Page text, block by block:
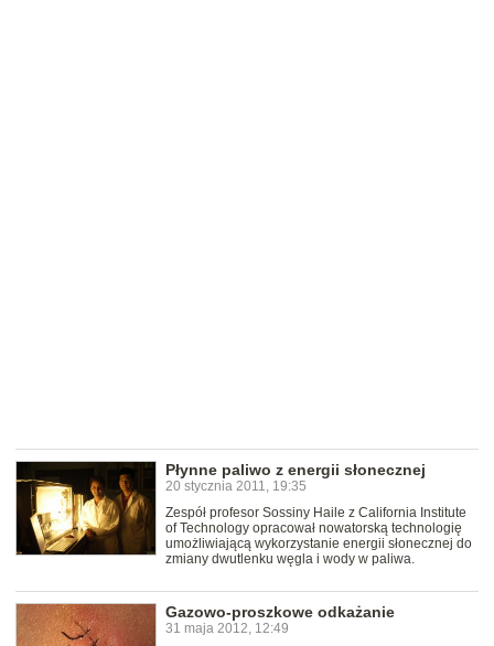
Płynne paliwo z energii słonecznej
20 stycznia 2011, 19:35
Zespół profesor Sossiny Haile z California Institute
of Technology opracował nowatorską technologię
umożliwiającą wykorzystanie energii słonecznej do
zmiany dwutlenku węgla i wody w paliwa.
Gazowo-proszkowe odkażanie
31 maja 2012, 12:49